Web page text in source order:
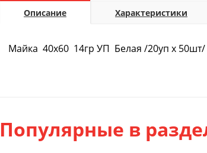
Описание Характеристики
Майка 40х60 14гр УП Белая /20уп х
Популярные в